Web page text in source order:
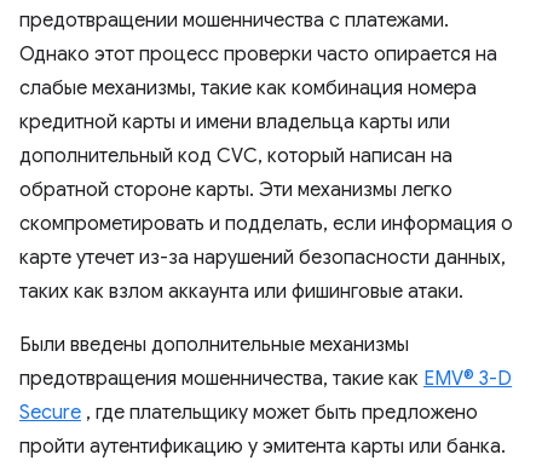
предотвращении мошенничества с платежами.
Однако этот процесс проверки часто опирается на
слабые механизмы, такие как комбинация номера
кредитной карты и имени владельца карты или
дополнительный код CVC, который написан на
обратной стороне карты. Эти механизмы легко
скомпрометировать и подделать, если информация о
карте утечет из-за нарушений безопасности данных,
таких как взлом аккаунта или фишинговые атаки.
Были введены дополнительные механизмы
предотвращения мошенничества, такие как EMV® 3-D
Secure , где плательщику может быть предложено
пройти аутентификацию у эмитента карты или банка.